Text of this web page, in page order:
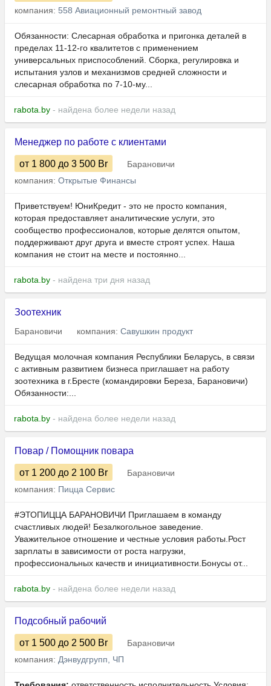
компания: 558 Авиационный ремонтный завод
Обязанности: Слесарная обработка и пригонка деталей в
пределах 11-12-го квалитетов с применением
универсальных приспособлений. Сборка, регулировка и
испытания узлов и механизмов средней сложности и
слесарная обработка по 7-10-му...
rabota.by - найдена более недели назад
Менеджер по работе с клиентами
от 1 800 до 3 500 Br
Барановичи
компания: Открытые Финансы
Приветствуем! ЮниКредит - это не просто компания,
которая предоставляет аналитические услуги, это
сообщество профессионалов, которые делятся опытом,
поддерживают друг друга и вместе строят успех. Наша
компания не стоит на месте и постоянно...
rabota.by - найдена три дня назад
Зоотехник
Барановичи компания: Савушкин продукт
Ведущая молочная компания Республики Беларусь, в связи
с активным развитием бизнеса приглашает на работу
зоотехника в г.Бресте (командировки Береза, Барановичи)
Обязанности:...
rabota.by - найдена более недели назад
Повар / Помощник повара
от 1 200 до 2 100 Br
Барановичи
компания: Пицца Сервис
#ЭТОПИЦЦА БАРАНОВИЧИ Приглашаем в команду
счастливых людей! Безалкогольное заведение.
Уважительное отношение и честные условия работы.Рост
зарплаты в зависимости от роста нагрузки,
профессиональных качеств и инициативности.Бонусы от...
rabota.by - найдена более недели назад
Подсобный рабочий
от 1 500 до 2 500 Br
Барановичи
компания: Дэнвудгрупп, ЧП